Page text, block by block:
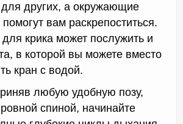
других, а окружающие
помогут вам раскрепоститься.
крика может послужить и
в которой вы можете вместо
кран с водой.
любую удобную позу,
спиной, начинайте